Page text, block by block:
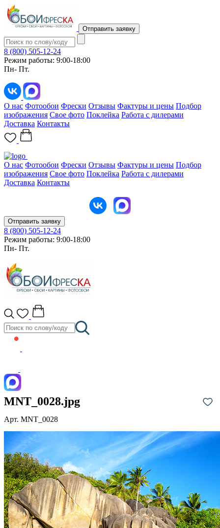
Отправить заявку
8 (800) 505-12-24
Режим работы: 9:00-18:00
Пн- Пт.
О нас Фотообои Фрески Отзывы Фактуры и цены Подбор
изображения Свое фото Поклейка Работа с дилерами
Доставка Контакты
О нас Фотообои Фрески Отзывы Фактуры и цены Подбор
изображения Свое фото Поклейка Работа с дилерами
Доставка Контакты
Отправить заявку
8 (800) 505-12-24
Режим работы: 9:00-18:00
Пн- Пт.
MNT_0028.jpg
Арт. MNT_0028